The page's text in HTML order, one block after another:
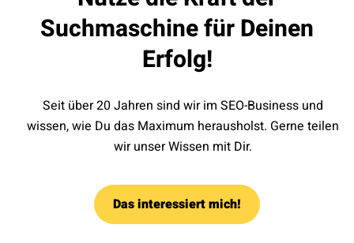
Suchmaschine für Deinen
Erfolg!
Seit über 20 Jahren sind wir im SEO-Business und
wissen, wie Du das Maximum herausholst. Gerne teilen
wir unser Wissen mit Dir.
Das interessiert mich!